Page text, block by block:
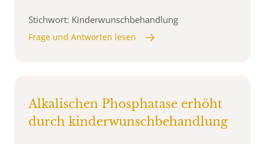
Stichwort: Kinderwunschbehandlung
Frage und Antworten lesen
Alkalischen Phosphatase erhöht
durch kinderwunschbehandlung